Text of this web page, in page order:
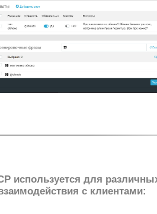
используется для
с клиентами: